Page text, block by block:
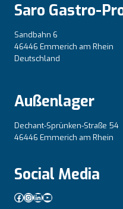
Saro Gastro-
Sandbahn 6
46446 Emmerich am Rhein
Deutschland
Außenlager
Dechant-Sprünken-Straße 54
46446 Emmerich am Rhein
Social Media
Facebook
Instagram
LinkedIn
YouTube